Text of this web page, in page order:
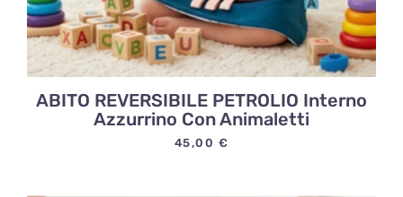
ABITO REVERSIBILE PETROLIO Interno
Azzurrino Con Animaletti
45,00 €